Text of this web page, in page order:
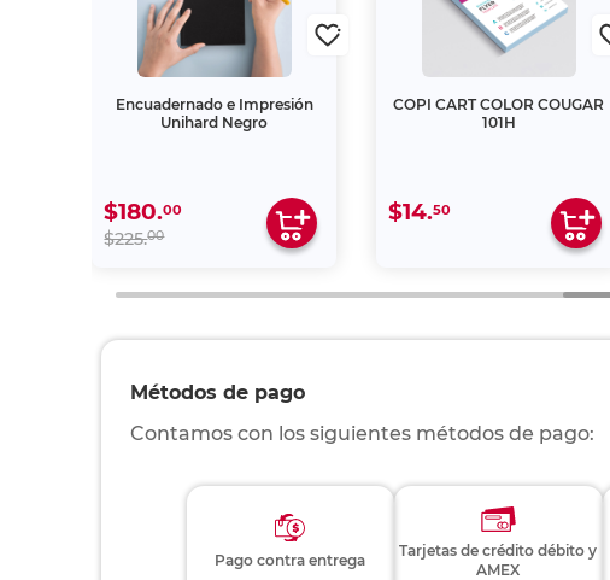
Encuadernado e Impresión
Unihard Negro
$180.00
$225.00
COPI CART COLOR COUGAR
101H
$14.50
Métodos de pago
Contamos con los siguientes métodos de pago:
Pago contra entrega
Tarjetas de crédito débito y
AMEX